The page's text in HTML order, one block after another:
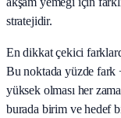
stratejidir.
En dikkat çekici
Bu noktada yüzde fark
yüksek olması her
burada birim ve hedef